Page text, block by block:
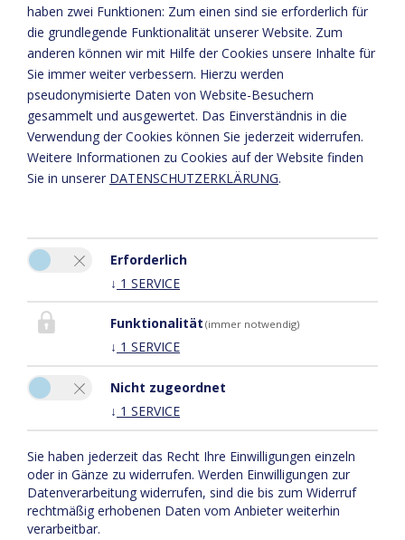
15 Personen
16 Personen
-
-
-
-
Preise pro Nacht inkl. Kurtaxe.
Bitte aktivieren Sie in den Cookie Einstellungen die Option
"Funktionalität" für die korrekte Map-Darstellung
COOKIE EINSTELLUNGEN
Napoleonvilla & Franzosenstüberl
Aschbach 4, Sonnenterrasse Süd
9863 Rennweg am Katschberg
haben zwei Funktionen: Zum einen sind sie erforderlich für
die grundlegende Funktionalität unserer Website. Zum
anderen können wir mit Hilfe der Cookies unsere Inhalte für
Sie immer weiter verbessern. Hierzu werden
pseudonymisierte Daten von Website-Besuchern
gesammelt und ausgewertet. Das Einverständnis in die
Verwendung der Cookies können Sie jederzeit widerrufen.
Weitere Informationen zu Cookies auf der Website finden
Sie in unserer DATENSCHUTZERKLÄRUNG.
Erforderlich
↓ 1 SERVICE
Funktionalität (immer notwendig)
↓ 1 SERVICE
Nicht zugeordnet
↓ 1 SERVICE
Sie haben jederzeit das Recht Ihre Einwilligungen einzeln
oder in Gänze zu widerrufen. Werden Einwilligungen zur
Datenverarbeitung widerrufen, sind die bis zum Widerruf
rechtmäßig erhobenen Daten vom Anbieter weiterhin
verarbeitbar.